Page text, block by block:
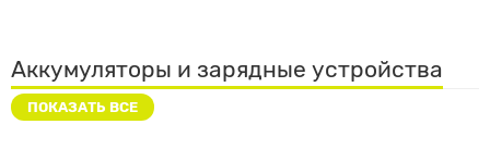
Аккумуляторы и зарядные устройства
ПОКАЗАТЬ ВСЕ